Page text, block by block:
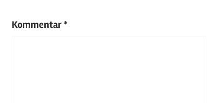
Kommentar *